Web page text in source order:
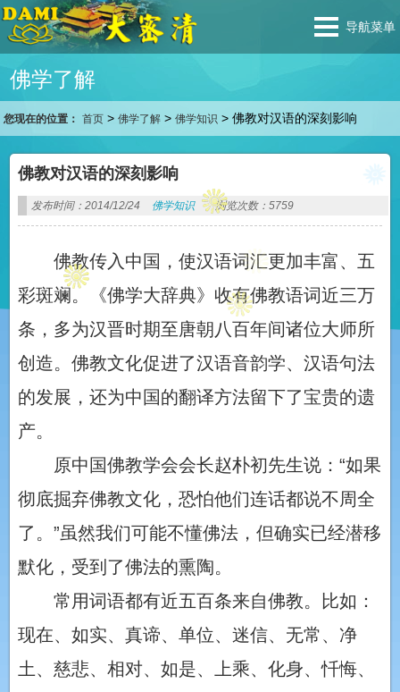
导航菜单
佛学了解
您现在的位置： 首页 >佛学了解 >佛学知识 >佛教对汉语的深刻影响
佛教对汉语的深刻影响
发布时间：2014/12/24 佛学知识 浏览次数：5759
佛教传入中国，使汉语词汇更加丰富、五
彩斑斓。《佛学大辞典》收有佛教语词近三万
条，多为汉晋时期至唐朝八百年间诸位大师所
创造。佛教文化促进了汉语音韵学、汉语句法
的发展，还为中国的翻译方法留下了宝贵的遗
产。
原中国佛教学会会长赵朴初先生说：“如果
彻底掘弃佛教文化，恐怕他们连话都说不周全
了。”虽然我们可能不懂佛法，但确实已经潜移
默化，受到了佛法的熏陶。
常用词语都有近五百条来自佛教。比如：
现在、如实、真谛、单位、迷信、无常、净
土、慈悲、相对、如是、上乘、化身、忏悔、